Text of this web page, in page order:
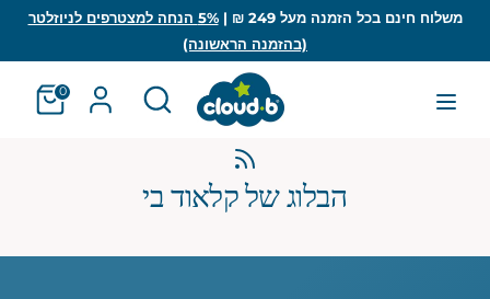
משלוח חינם בכל הזמנה מעל 249 ₪ |
5% הנחה למצטרפים לניוזלטר
(בהזמנה הראשונה)
חפש 0 חפש
הבלוג של קלאוד בי